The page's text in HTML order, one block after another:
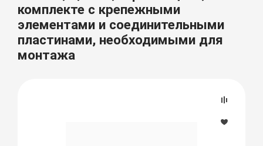
комплекте с крепежными
элементами и соединительными
пластинами, необходимыми для
монтажа